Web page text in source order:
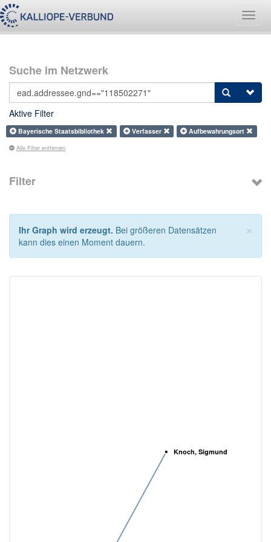
Suche im Netzwerk
Aktive Filter
Bayerische Staatsbibliothek Verfasser Aufbewahrungsort
Alle Filter entfernen
Filter
×
Ihr Graph wird erzeugt. Bei größeren Datensätzen
kann dies einen Moment dauern.
Knoch, Sigmund